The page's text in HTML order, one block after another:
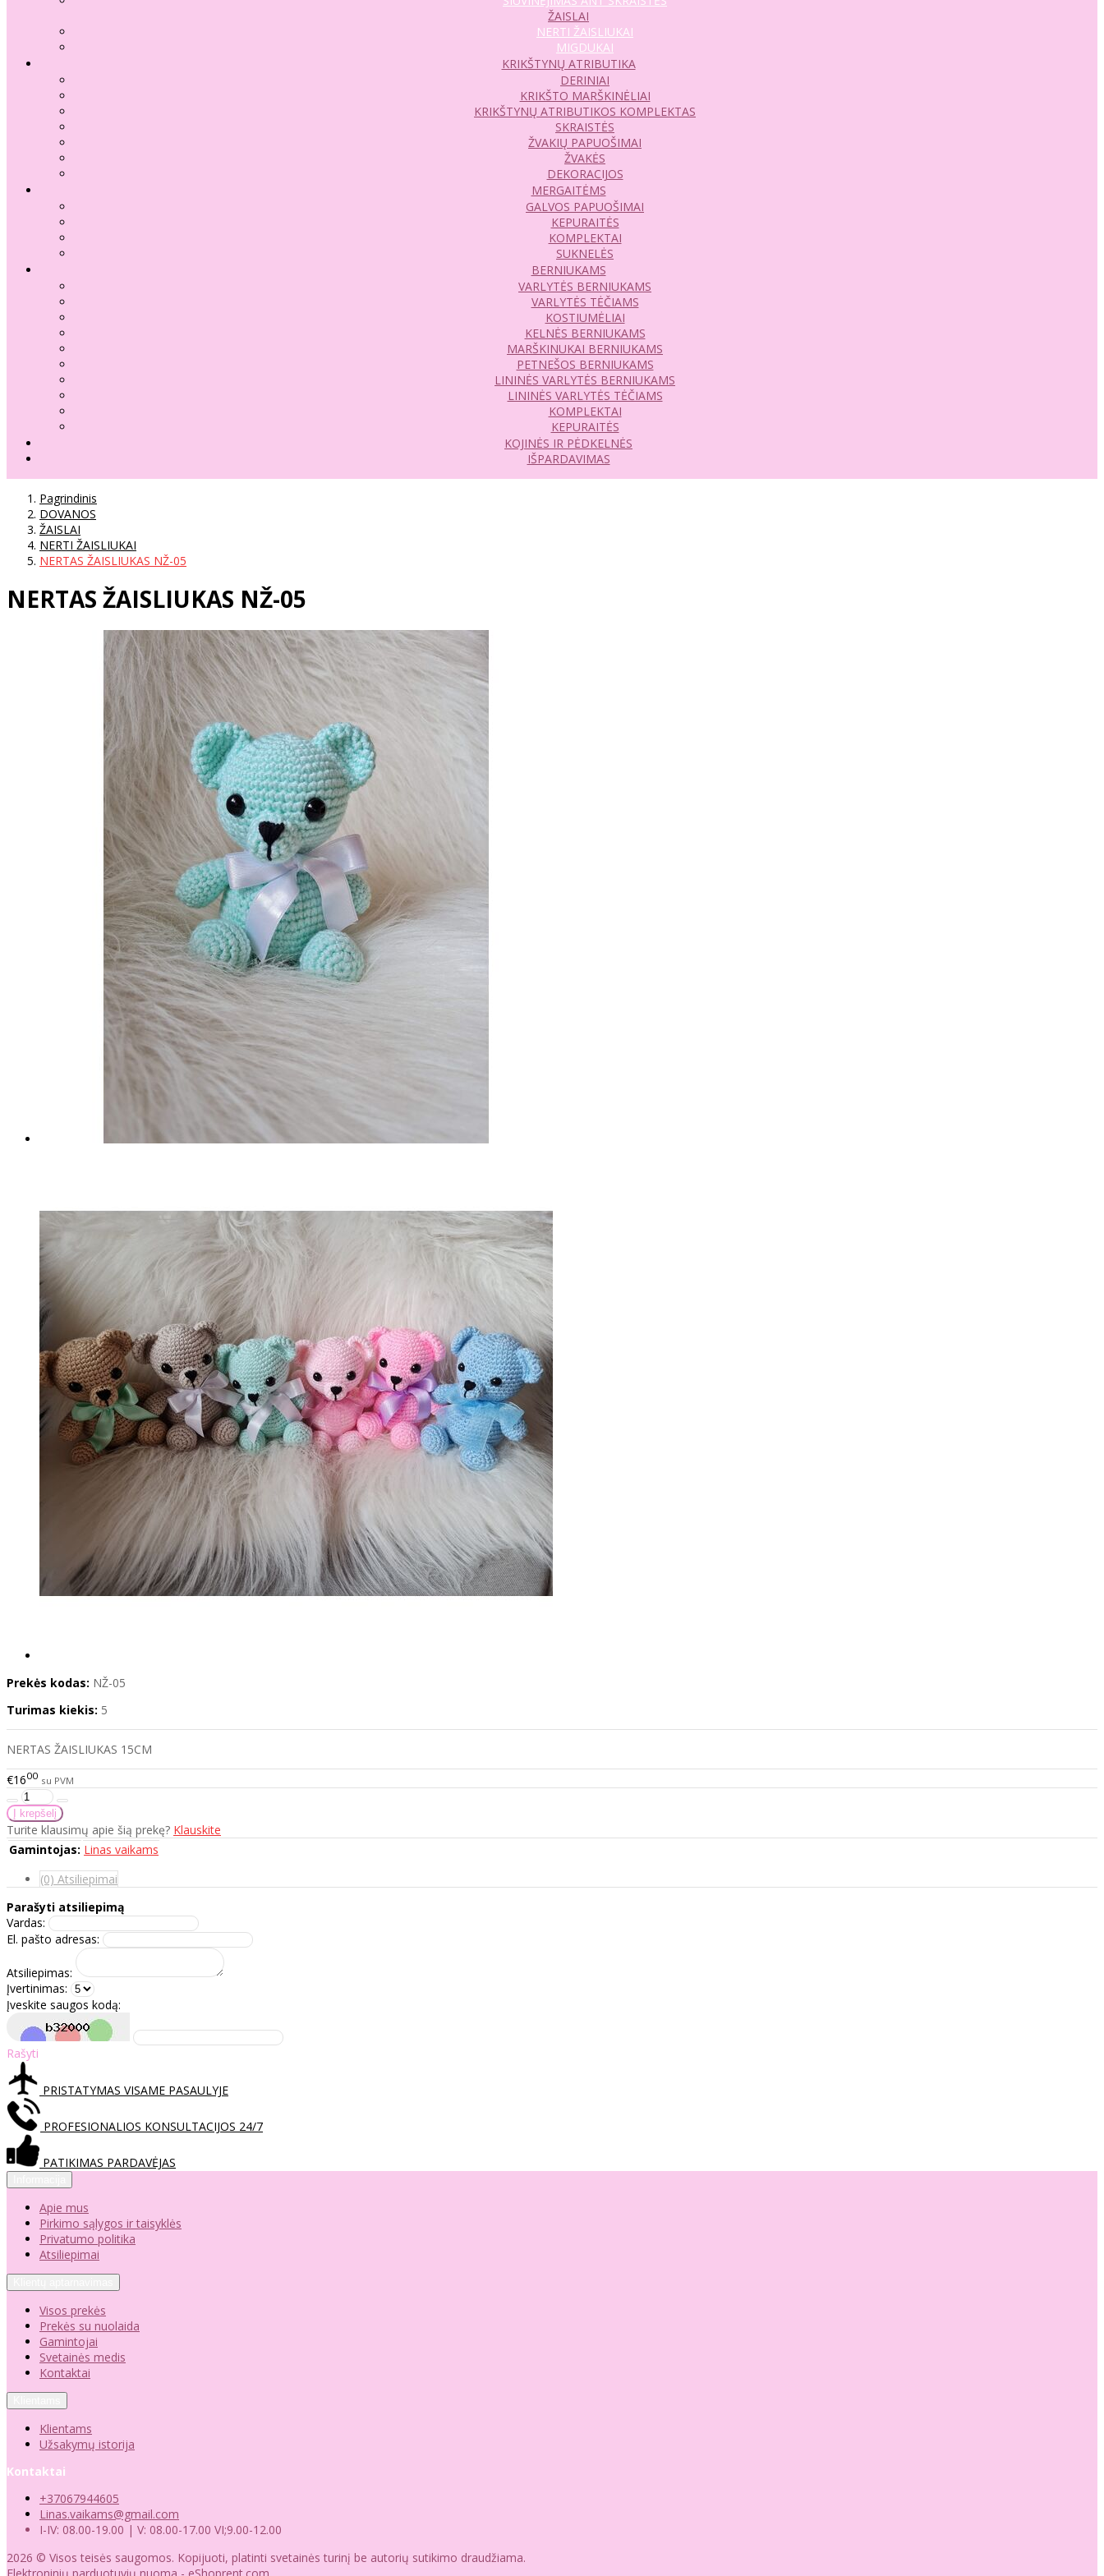
ŽAISLAI
NERTI ŽAISLIUKAI
MIGDUKAI
KRIKŠTYNŲ ATRIBUTIKA
DERINIAI
KRIKŠTO MARŠKINĖLIAI
KRIKŠTYNŲ ATRIBUTIKOS KOMPLEKTAS
SKRAISTĖS
ŽVAKIŲ PAPUOŠIMAI
ŽVAKĖS
DEKORACIJOS
MERGAITĖMS
GALVOS PAPUOŠIMAI
KEPURAITĖS
KOMPLEKTAI
SUKNELĖS
BERNIUKAMS
VARLYTĖS BERNIUKAMS
VARLYTĖS TĖČIAMS
KOSTIUMĖLIAI
KELNĖS BERNIUKAMS
MARŠKINUKAI BERNIUKAMS
PETNEŠOS BERNIUKAMS
LININĖS VARLYTĖS BERNIUKAMS
LININĖS VARLYTĖS TĖČIAMS
KOMPLEKTAI
KEPURAITĖS
KOJINĖS IR PĖDKELNĖS
IŠPARDAVIMAS
Pagrindinis
DOVANOS
ŽAISLAI
NERTI ŽAISLIUKAI
NERTAS ŽAISLIUKAS NŽ-05
NERTAS ŽAISLIUKAS NŽ-05
Prekės kodas: NŽ-05
Turimas kiekis: 5
NERTAS ŽAISLIUKAS 15CM
€1600 su PVM
Turite klausimų apie šią prekę? Klauskite
Gamintojas: Linas vaikams
(0) Atsiliepimai
Parašyti atsiliepimą
Vardas:
El. pašto adresas:
Atsiliepimas:
Įvertinimas:
Įveskite saugos kodą:
Rašyti
PRISTATYMAS VISAME PASAULYJE
PROFESIONALIOS KONSULTACIJOS 24/7
PATIKIMAS PARDAVĖJAS
Apie mus
Pirkimo sąlygos ir taisyklės
Privatumo politika
Atsiliepimai
Visos prekės
Prekės su nuolaida
Gamintojai
Svetainės medis
Kontaktai
Klientams
Užsakymų istorija
Kontaktai
+37067944605
Linas.vaikams@gmail.com
I-IV: 08.00-19.00 | V: 08.00-17.00 VI;9.00-12.00
2026 © Visos teisės saugomos. Kopijuoti, platinti svetainės turinį be autorių sutikimo draudžiama.